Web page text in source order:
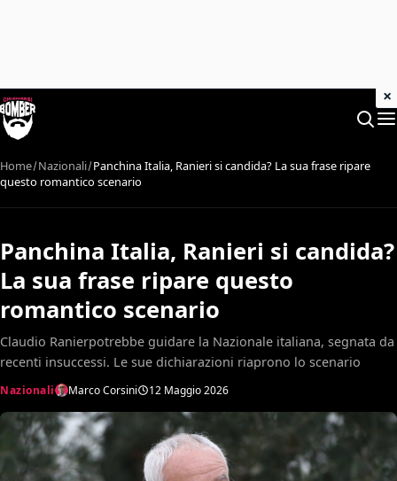
Home Nazionali Panchina Italia, Ranieri si candida? La sua frase ripare
questo romantico scenario
Panchina Italia, Ranieri si candida?
La sua frase ripare questo
romantico scenario
Claudio Ranierpotrebbe guidare la Nazionale italiana, segnata da
recenti insuccessi. Le sue dichiarazioni riaprono lo scenario
Nazionali Marco Corsini 12 Maggio 2026
×